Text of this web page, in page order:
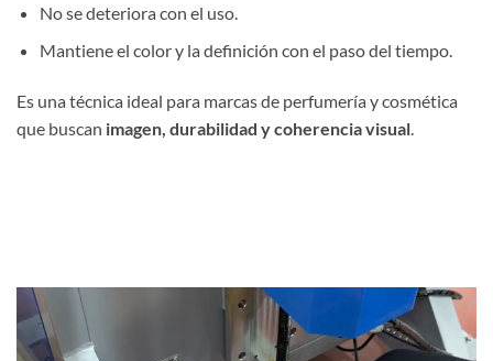
No se deteriora con el uso.
Mantiene el color y la definición con el paso del tiempo.
Es una técnica ideal para marcas de perfumería y cosmética
que buscan imagen, durabilidad y coherencia visual.